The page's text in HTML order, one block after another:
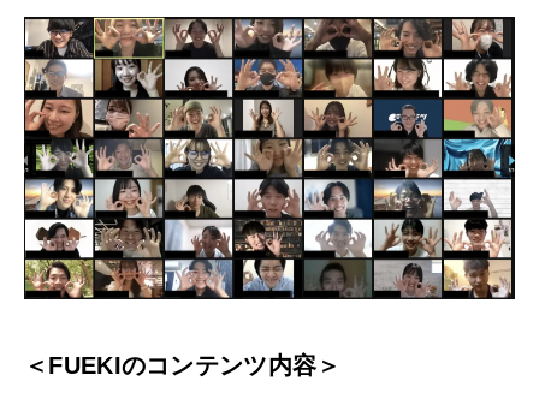
＜FUEKIのコンテンツ内容＞